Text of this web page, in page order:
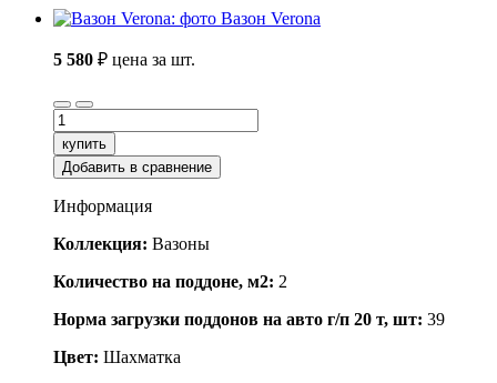
Вазон Verona
5 580 ₽ цена за шт.
купить
Добавить в сравнение
Информация
Коллекция: Вазоны
Количество на поддоне, м2: 2
Норма загрузки поддонов на авто г/п 20 т, шт: 39
Цвет: Шахматка